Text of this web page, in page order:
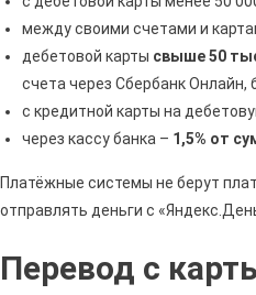
между своими счетами и
дебетовой карты свыше 50
счета через Сбербанк
с кредитной карты на
через кассу банка – 1,5% от
Платёжные системы не берут
отправлять деньги с
Перевод с